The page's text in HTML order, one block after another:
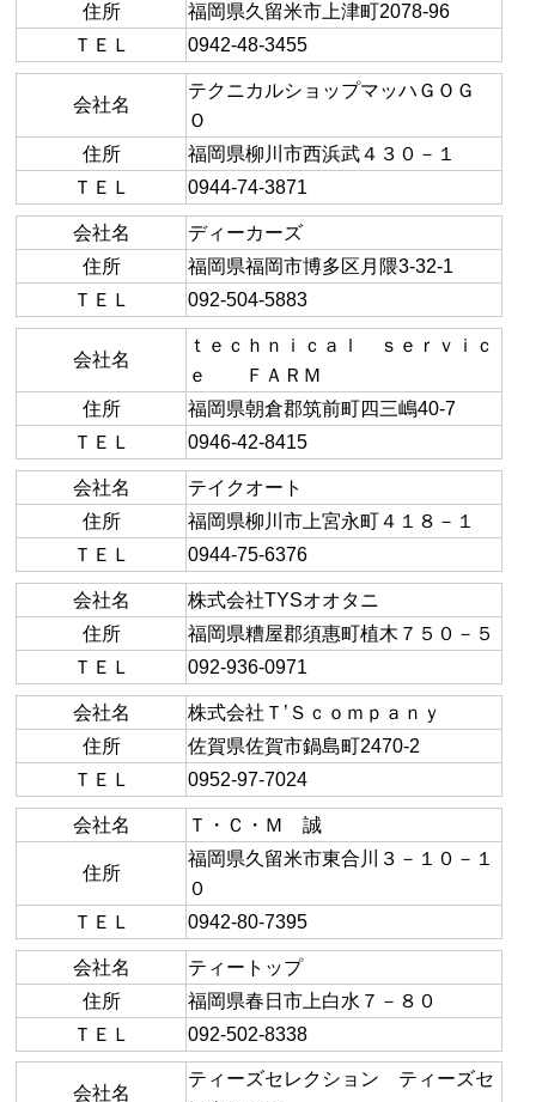
住所
福岡県久留米市上津町2078-96
ＴＥＬ
0942-48-3455
会社名
テクニカルショップマッハＧＯＧ
Ｏ
住所
福岡県柳川市西浜武４３０－１
ＴＥＬ
0944-74-3871
会社名
ディーカーズ
住所
福岡県福岡市博多区月隈3-32-1
ＴＥＬ
092-504-5883
会社名
ｔｅｃｈｎｉｃａｌ ｓｅｒｖｉｃ
ｅ ＦＡＲＭ
住所
福岡県朝倉郡筑前町四三嶋40-7
ＴＥＬ
0946-42-8415
会社名
テイクオート
住所
福岡県柳川市上宮永町４１８－１
ＴＥＬ
0944-75-6376
会社名
株式会社TYSオオタニ
住所
福岡県糟屋郡須惠町植木７５０－５
ＴＥＬ
092-936-0971
会社名
株式会社Ｔ’Ｓｃｏｍｐａｎｙ
住所
佐賀県佐賀市鍋島町2470-2
ＴＥＬ
0952-97-7024
会社名 Ｔ・Ｃ・Ｍ 誠
住所
福岡県久留米市東合川３－１０－１
０
ＴＥＬ
0942-80-7395
会社名
ティートップ
住所
福岡県春日市上白水７－８０
ＴＥＬ
092-502-8338
会社名
ティーズセレクション ティーズセ